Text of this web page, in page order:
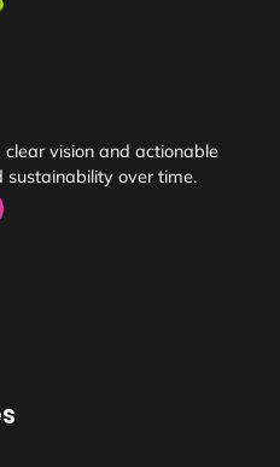
vision and actionable
over time.